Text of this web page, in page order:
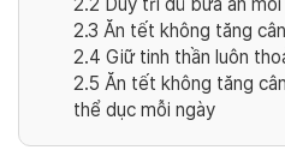
2.3 Ăn tết không tăng
2.4 Giữ tinh thần luôn
2.5 Ăn tết không tăng
thể dục mỗi ngày